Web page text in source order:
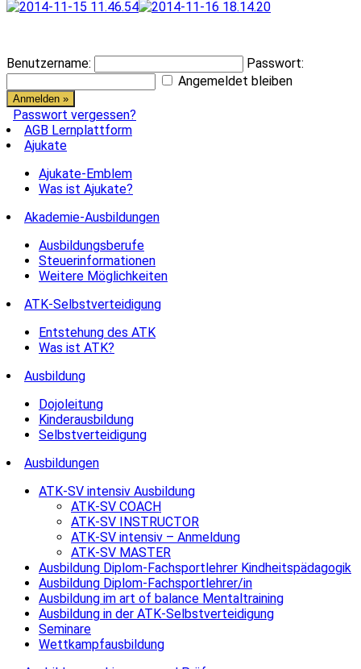
Benutzername:
Passwort:
Angemeldet bleiben
Passwort vergessen?
AGB Lernplattform
Ajukate
Ajukate-Emblem
Was ist Ajukate?
Akademie-Ausbildungen
Ausbildungsberufe
Steuerinformationen
Weitere Möglichkeiten
ATK-Selbstverteidigung
Entstehung des ATK
Was ist ATK?
Ausbildung
Dojoleitung
Kinderausbildung
Selbstverteidigung
Ausbildungen
ATK-SV intensiv Ausbildung
ATK-SV COACH
ATK-SV INSTRUCTOR
ATK-SV intensiv – Anmeldung
ATK-SV MASTER
Ausbildung Diplom-Fachsportlehrer Kindheitspädagogik
Ausbildung Diplom-Fachsportlehrer/in
Ausbildung im art of balance Mentaltraining
Ausbildung in der ATK-Selbstverteidigung
Seminare
Wettkampfausbildung